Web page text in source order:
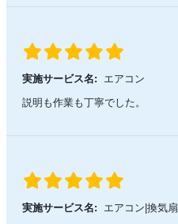
実施サービス名:
エアコン
説明も作業も丁寧でした。
実施サービス名:
エアコン|換気扇